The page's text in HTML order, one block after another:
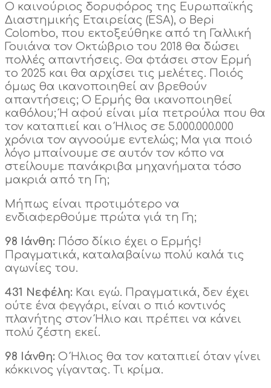
Ο καινούριος δορυφόρος της Ευρωπαϊκής
Διαστημικής Εταιρείας (ESA), ο Bepi
Colombo, που εκτοξεύθηκε από τη Γαλλική
Γουιάνα τον Οκτώβριο του 2018 θα δώσει
πολλές απαντήσεις. Θα φτάσει στον Ερμή
το 2025 και θα αρχίσει τις μελέτες. Ποιός
όμως θα ικανοποιηθεί αν βρεθούν
απαντήσεις; Ο Ερμής θα ικανοποιηθεί
καθόλου; Ή αφού είναι μία πετρούλα που θα
τον καταπιεί και ο Ήλιος σε 5.000.000.000
χρόνια τον αγνοούμε εντελώς; Μα για ποιό
λόγο μπαίνουμε σε αυτόν τον κόπο να
στείλουμε πανάκριβα μηχανήματα τόσο
μακριά από τη Γη;
Μήπως είναι προτιμότερο να
ενδιαφερθούμε πρώτα γιά τη Γη;
98 Ιάνθη: Πόσο δίκιο έχει ο Ερμής!
Πραγματικά, καταλαβαίνω πολύ καλά τις
αγωνίες του.
431 Νεφέλη: Και εγώ. Πραγματικά, δεν έχει
ούτε ένα φεγγάρι, είναι ο πιό κοντινός
πλανήτης στον Ήλιο και πρέπει να κάνει
πολύ ζέστη εκεί.
98 Ιάνθη: Ο Ήλιος θα τον καταπιεί όταν γίνει
κόκκινος γίγαντας. Τι κρίμα.